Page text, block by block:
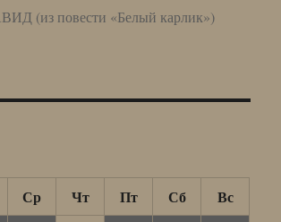
(из повести «Белый карлик»)
Ср Чт Пт Сб
Вс